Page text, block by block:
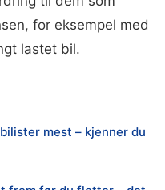
for eksempel med
lastet bil.
mest – kjenner du